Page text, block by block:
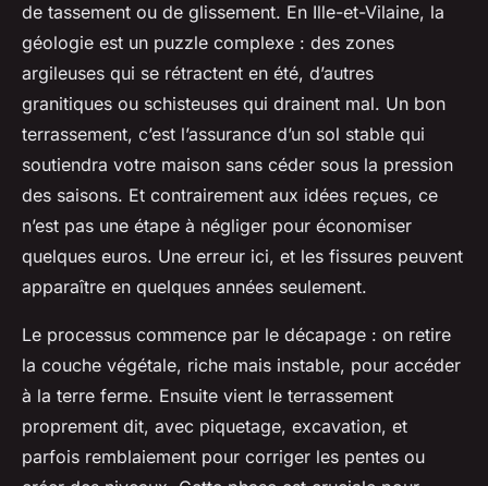
de tassement ou de glissement. En Ille-et-Vilaine, la
géologie est un puzzle complexe : des zones
argileuses qui se rétractent en été, d’autres
granitiques ou schisteuses qui drainent mal. Un bon
terrassement, c’est l’assurance d’un sol stable qui
soutiendra votre maison sans céder sous la pression
des saisons. Et contrairement aux idées reçues, ce
n’est pas une étape à négliger pour économiser
quelques euros. Une erreur ici, et les fissures peuvent
apparaître en quelques années seulement.
Le processus commence par le décapage : on retire
la couche végétale, riche mais instable, pour accéder
à la terre ferme. Ensuite vient le terrassement
proprement dit, avec piquetage, excavation, et
parfois remblaiement pour corriger les pentes ou